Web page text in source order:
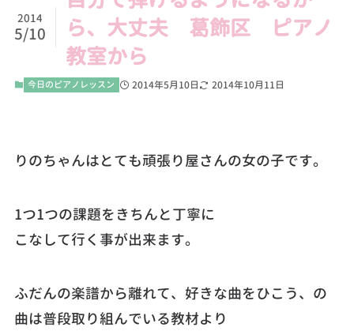
ら、大丈夫 葛飾区 ピアノ
教室から
2014
5/10
今日のピアノレッスン 2014年5月10日 2014年10月11日
りのちゃんはとても頑張り屋さんの女の子です。
1つ1つの課題をきちんと丁寧に
こなして行く事が出来ます。
ふだんの楽譜から離れて、好きな曲をひこう、の
曲は普段取り組んでいる教材より